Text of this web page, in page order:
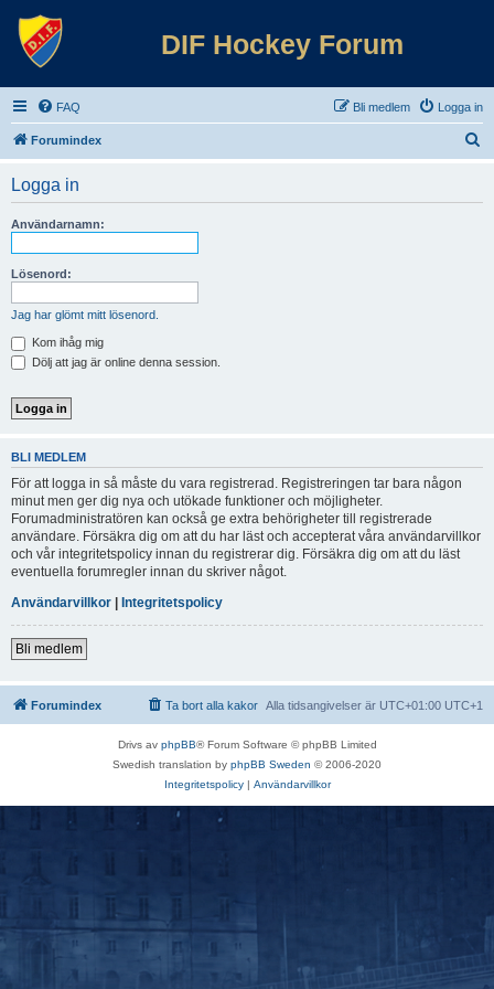
DIF Hockey Forum
FAQ Logga in
Bli medlem
Forumindex
Logga in
Användarnamn:
Lösenord:
Jag har glömt mitt lösenord.
Kom ihåg mig
Dölj att jag är online denna session.
BLI MEDLEM
För att logga in så måste du vara registrerad. Registreringen tar bara någon
minut men ger dig nya och utökade funktioner och möjligheter.
Forumadministratören kan också ge extra behörigheter till registrerade
användare. Försäkra dig om att du har läst och accepterat våra användarvillkor
och vår integritetspolicy innan du registrerar dig. Försäkra dig om att du läst
eventuella forumregler innan du skriver något.
Användarvillkor | Integritetspolicy
Bli medlem
Forumindex Alla tidsangivelser är UTC+01:00 UTC+1
Ta bort alla kakor
Drivs av phpBB® Forum Software © phpBB Limited
Swedish translation by phpBB Sweden © 2006-2020
Integritetspolicy| Användarvillkor